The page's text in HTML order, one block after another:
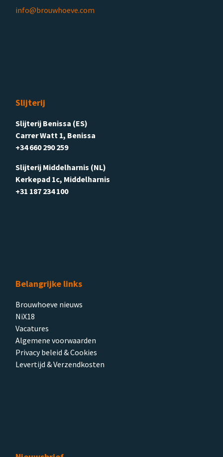
info@brouwhoeve.com
Slijterij
Slijterij Benissa (ES)
Carrer Watt 1, Benissa
+34 660 290 259
Slijterij Middelharnis (NL)
Kerkepad 1c, Middelharnis
+31 187 234 100
Belangrijke links
Brouwhoeve nieuws
NiX18
Vacatures
Algemene voorwaarden
Privacy beleid & Cookies
Levertijd & Verzendkosten